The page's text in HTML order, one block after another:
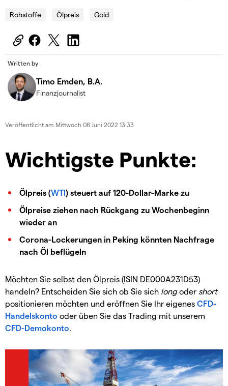
Rohstoffe Ölpreis Gold
Written by
Timo Emden, B.A.
Finanzjournalist
Veröffentlicht am Mittwoch 08 Juni 2022 13:33
Wichtigste Punkte:
Ölpreis (WTI) steuert auf 120-Dollar-Marke zu
Ölpreise ziehen nach Rückgang zu Wochenbeginn
wieder an
Corona-Lockerungen in Peking könnten Nachfrage
nach Öl beflügeln
Möchten Sie selbst den Ölpreis (ISIN DE000A231D53)
handeln? Entscheiden Sie sich ob Sie sich longoder short
positionieren möchten und eröffnen Sie Ihr eigenes CFD-
Handelskonto oder üben Sie das Trading mit unserem
CFD-Demokonto.